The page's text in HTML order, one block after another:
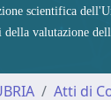
scientifica
valutazione
Atti di